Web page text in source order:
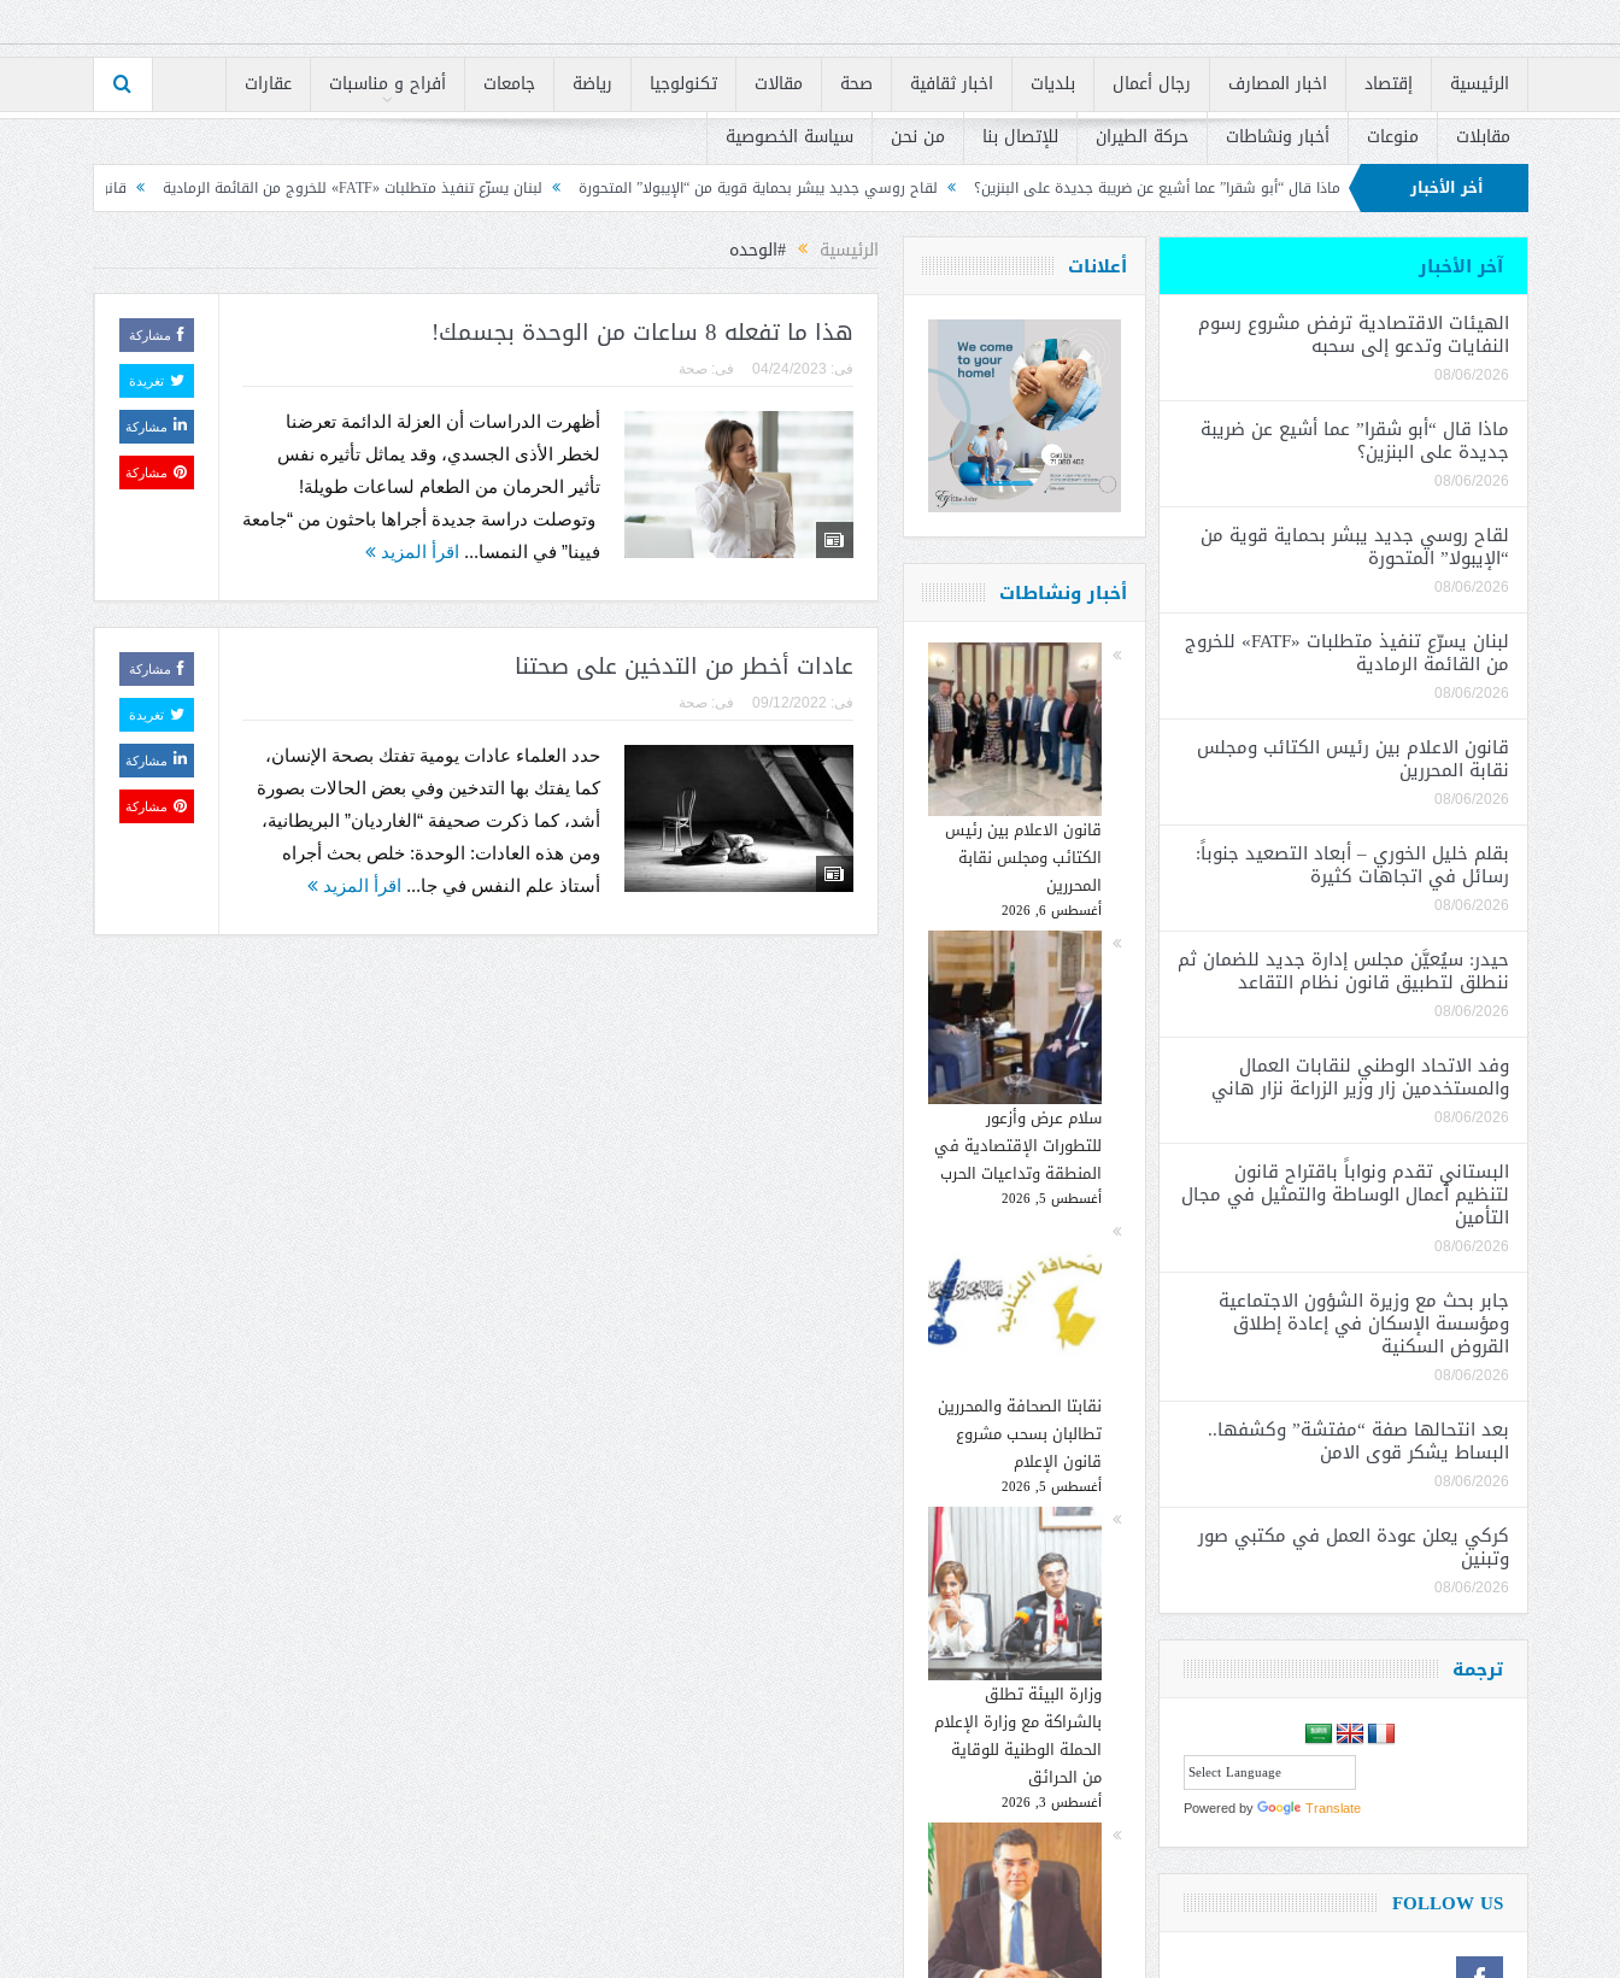
الرئيسية إقتصاد اخبار المصارف رجال أعمال بلديات اخبار ثقافية صحة مقالات تكنولوجيا رياضة جامعات أفراح و مناسبات
عقارات
مقابلات
منوعات أخبار ونشاطات حركة الطيران للإتصال بنا من نحن سياسة الخصوصية
أخر الأخبار إلى سحبه ماذا قال “أبو شقرا” عما أشيع عن ضريبة جديدة على البنزين؟ لقاح روسي جديد يبشر بحماية قوية من “الإيبولا” المتحورة لبنان يسرّع تنفيذ متطلبات «FATF» للخروج من القائمة الرمادية
قانون الاعلام بين رئيس الكتائب ومجلس
في إعادة إطلاق القروض السكنية
الرئيسية #الوحده
هذا ما تفعله 8 ساعات من الوحدة بجسمك!
فى: 04/24/2023 فى: صحة
أظهرت الدراسات أن العزلة الدائمة تعرضنا
لخطر الأذى الجسدي، وقد يماثل تأثيره نفس
تأثير الحرمان من الطعام لساعات طويلة!
وتوصلت دراسة جديدة أجراها باحثون من “جامعة
فيينا” في النمسا... اقرأ المزيد
مشاركة
تغريدة
مشاركة
مشاركة
عادات أخطر من التدخين على صحتنا
فى: 09/12/2022 فى: صحة
حدد العلماء عادات يومية تفتك بصحة الإنسان،
كما يفتك بها التدخين وفي بعض الحالات بصورة
أشد، كما ذكرت صحيفة “الغارديان” البريطانية،
ومن هذه العادات: الوحدة: خلص بحث أجراه
أستاذ علم النفس في جا... اقرأ المزيد
مشاركة
تغريدة
مشاركة
مشاركة
أعلانات
أخبار ونشاطات
قانون الاعلام بين رئيس
الكتائب ومجلس نقابة
المحررين
أغسطس 6, 2026
سلام عرض وأزعور
للتطورات الإقتصادية في
المنطقة وتداعيات الحرب
أغسطس 5, 2026
نقابتا الصحافة والمحررين
تطالبان بسحب مشروع
قانون الإعلام
أغسطس 5, 2026
وزارة البيئة تطلق
بالشراكة مع وزارة الإعلام
الحملة الوطنية للوقاية
من الحرائق
أغسطس 3, 2026
آخر الأخبار
الهيئات الاقتصادية ترفض مشروع رسوم
النفايات وتدعو إلى سحبه
08/06/2026
ماذا قال “أبو شقرا” عما أشيع عن ضريبة
جديدة على البنزين؟
08/06/2026
لقاح روسي جديد يبشر بحماية قوية من
“الإيبولا” المتحورة
08/06/2026
لبنان يسرّع تنفيذ متطلبات «FATF» للخروج
من القائمة الرمادية
08/06/2026
قانون الاعلام بين رئيس الكتائب ومجلس
نقابة المحررين
08/06/2026
بقلم خليل الخوري – أبعاد التصعيد جنوباً:
رسائل في اتجاهات كثيرة
08/06/2026
حيدر: سيُعيَّن مجلس إدارة جديد للضمان ثم
ننطلق لتطبيق قانون نظام التقاعد
08/06/2026
وفد الاتحاد الوطني لنقابات العمال
والمستخدمين زار وزير الزراعة نزار هاني
08/06/2026
البستاني تقدم ونواباً باقتراح قانون
لتنظيم أعمال الوساطة والتمثيل في مجال
التأمين
08/06/2026
جابر بحث مع وزيرة الشؤون الاجتماعية
ومؤسسة الإسكان في إعادة إطلاق
القروض السكنية
08/06/2026
بعد انتحالها صفة “مفتشة” وكشفها..
البساط يشكر قوى الامن
08/06/2026
كركي يعلن عودة العمل في مكتبي صور
وتبنين
08/06/2026
ترجمة
Powered by Translate
FOLLOW US